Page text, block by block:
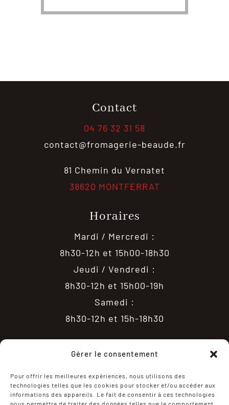
Gérer le consentement
Pour offrir les meilleures expériences, nous utilisons des
technologies telles que les cookies pour stocker et/ou accéder aux
informations des appareils. Le fait de consentir à ces technologies
nous permettra de traiter des données telles que le comportement
Contact
04 76 32 31 58
contact@fromagerie-beaude.fr
81 Chemin du Vernatet
38620 MONTFERRAT
Horaires
Mardi / Mercredi :
8h30-12h et 15h00-18h30
Jeudi / Vendredi :
8h30-12h et 15h00-19h
Samedi :
8h30-12h et 15h-18h30